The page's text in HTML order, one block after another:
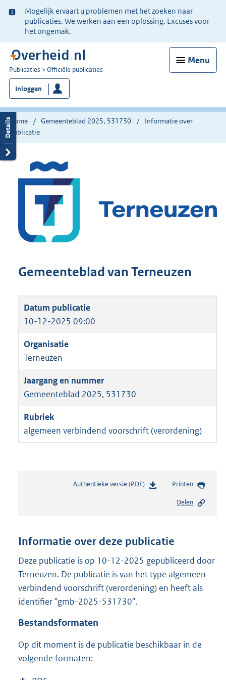
Ter
informatie:
Mogelijk ervaart u problemen met het zoeken naar
publicaties. We werken aan een oplossing. Excuses voor
het ongemak.
Menu
U
bent
nu
hier:
Publicaties Officiële publicaties
Inloggen
Home Gemeenteblad 2025, 531730
Informatie over
publicatie
Gemeenteblad van Terneuzen
10-12-2025 09:00
Terneuzen
Gemeenteblad 2025, 531730
algemeen verbindend voorschrift (verordening)
Authentieke versie (PDF)b
n
d
s
r
o
:
Printen
Delen
Informatie over deze publicatie
Deze publicatie is op 10-12-2025 gepubliceerd door
Terneuzen. De publicatie is van het type algemeen
verbindend voorschrift (verordening) en heeft als
identifier "gmb-2025-531730".
Bestandsformaten
Op dit moment is de publicatie beschikbaar in de
volgende formaten: